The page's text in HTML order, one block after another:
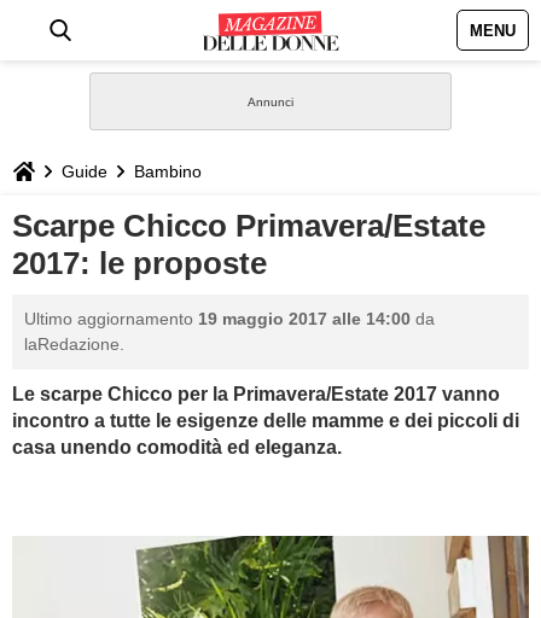
MENU
STILE
BIOGRAFIE
DEFINIZIONI
GASTRONOMIA
Guide Bambino
Scarpe Chicco Primavera/Estate
2017: le proposte
Ultimo aggiornamento 19 maggio 2017 alle 14:00 da
laRedazione.
Le scarpe Chicco per la Primavera/Estate 2017 vanno
incontro a tutte le esigenze delle mamme e dei piccoli di
casa unendo comodità ed eleganza.